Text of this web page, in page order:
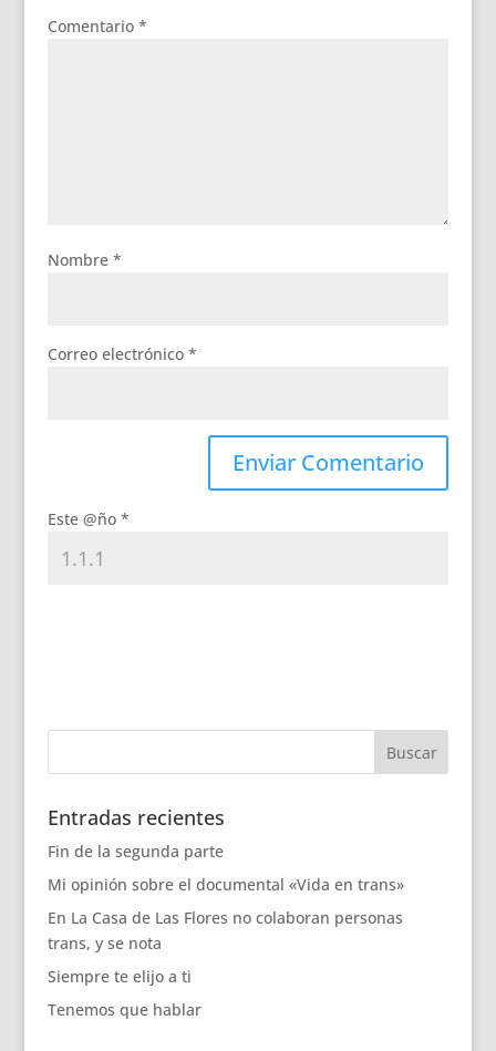
Comentario *
Nombre *
Correo electrónico *
Este @ño *
Entradas recientes
Fin de la segunda parte
Mi opinión sobre el documental «Vida en trans»
En La Casa de Las Flores no colaboran personas
trans, y se nota
Siempre te elijo a ti
Tenemos que hablar